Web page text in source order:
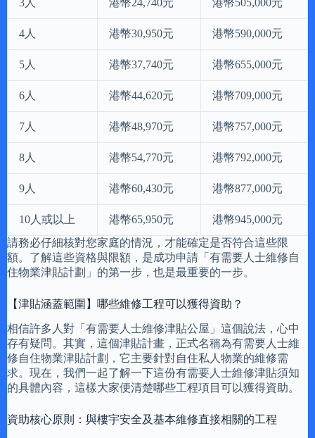
4人 港幣30,950元 港幣590,000元
5人 港幣37,740元 港幣655,000元
6人 港幣44,620元 港幣709,000元
7人 港幣48,970元 港幣757,000元
8人 港幣54,770元 港幣792,000元
9人 港幣60,430元 港幣877,000元
10人或以上 港幣65,950元
港幣945,000元
請務必仔細核對您家庭的情況，才能確定是否符合這些限
額。了解這些資格與限額，是成功申請「有需要人士維修自
住物業津貼計劃」的第一步，也是最重要的一步。
【津貼涵蓋範圍】哪些維修工程可以獲得資助？
相信許多人對「有需要人士維修津貼公屋」這個說法，心中
存有疑問。其實，這個津貼計畫，正式名稱為有需要人士維
修自住物業津貼計劃，它主要針對自住私人物業的維修需
求。現在，我們一起了解一下這份有需要人士維修津貼須知
的具體內容，這樣大家便清楚哪些工程項目可以獲得資助。
資助核心原則：與樓宇安全及基本維修直接相關的工程